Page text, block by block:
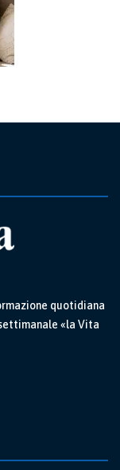
quotidiana
«la Vita